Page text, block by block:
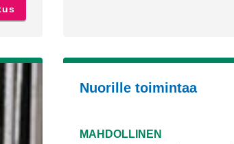
Kukkapelto pörriäisille Niitunniskantien
Nuorille toimintaa
MAHDOLLINEN